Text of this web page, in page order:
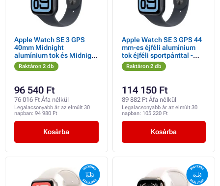
Apple Watch SE 3 GPS
40mm Midnight
alumínium tok és Midnight
sportpánt - S/M
Raktáron 2 db
96 540 Ft
76 016 Ft Áfa nélkül
Legalacsonyabb ár az elmúlt 30
napban: 94 980 Ft
Kosárba
Apple Watch SE 3 GPS 44
mm-es éjféli alumínium
tok éjféli sportpánttal -
M/L
Raktáron 2 db
114 150 Ft
89 882 Ft Áfa nélkül
Legalacsonyabb ár az elmúlt 30
napban: 105 220 Ft
Kosárba